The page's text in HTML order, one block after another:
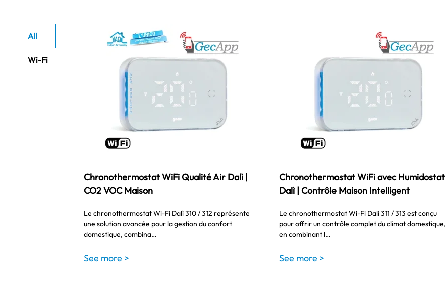
All
Wi-Fi
Chronothermostat WiFi Qualité Air Dalì |
CO2 VOC Maison
Le chronothermostat Wi-Fi Dalì 310 / 312 représente
une solution avancée pour la gestion du confort
domestique, combina…
See more >
Chronothermostat WiFi avec Humidostat
Dalì | Contrôle Maison Intelligent
Le chronothermostat Wi-Fi Dalì 311 / 313 est conçu
pour offrir un contrôle complet du climat domestique,
en combinant l…
See more >